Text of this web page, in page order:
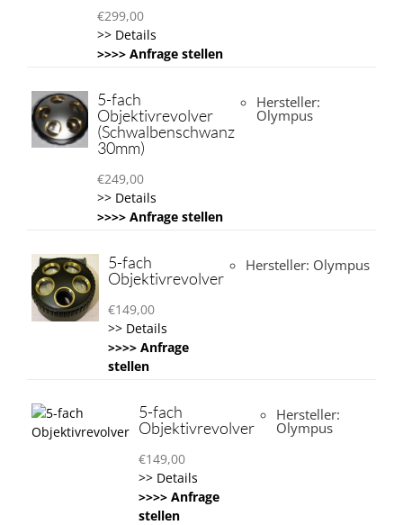
€299,00
>> Details
>>>> Anfrage stellen
5-fach
Objektivrevolver
(Schwalbenschwanz
30mm)
€249,00
>> Details
>>>> Anfrage stellen
Hersteller:
Olympus
5-fach
Objektivrevolver
€149,00
>> Details
>>>> Anfrage
stellen
Hersteller: Olympus
5-fach
Objektivrevolver
€149,00
>> Details
>>>> Anfrage
stellen
Hersteller:
Olympus